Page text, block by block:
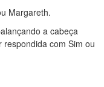
Margareth.
a cabeça
com Sim ou